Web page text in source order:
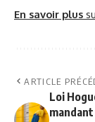
En savoir plus
ARTICLE
Loi
mandant